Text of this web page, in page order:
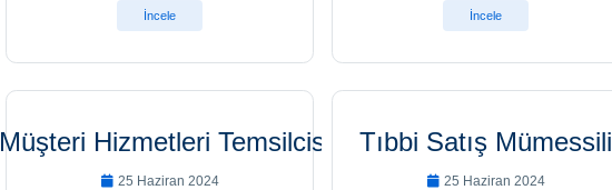
İncele İncele
Müşteri Hizmetleri Temsilcisi
25 Haziran 2024
Tıbbi Satış Mümessili
25 Haziran 2024